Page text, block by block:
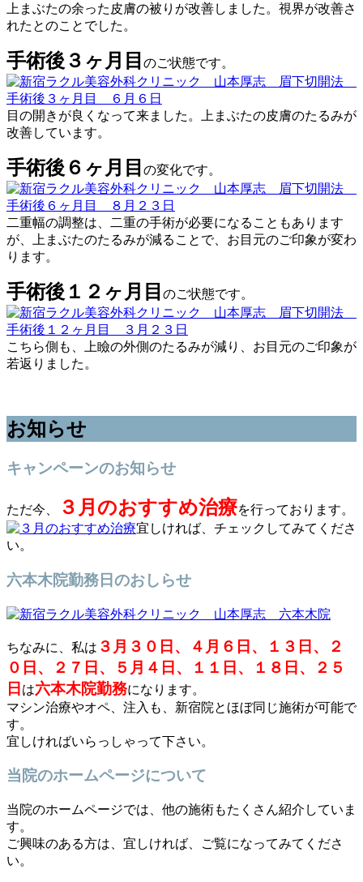
上まぶたの余った皮膚の被りが改善しました。視界が改善さ
れたとのことでした。
手術後３ヶ月目 のご状態です。
目の開きが良くなって来ました。上まぶたの皮膚のたるみが
改善しています。
手術後６ヶ月目 の変化です。
二重幅の調整は、二重の手術が必要になることもあります
が、上まぶたのたるみが減ることで、お目元のご印象が変わ
ります。
手術後１２ヶ月目 のご状態です。
こちら側も、上瞼の外側のたるみが減り、お目元のご印象が
若返りました。
お知らせ
キャンペーンのお知らせ
ただ今、 ３月のおすすめ治療を行っております。
宜しければ、チェックしてみてくださ
い。
六本木院勤務日のおしらせ
ちなみに、私は ３月３０日、４月６日、１３日、２
０日、２７日、５月４日、１１日、１８日、２５
日 は六本木院勤務になります。
マシン治療やオペ、注入も、新宿院とほぼ同じ施術が可能で
す。
宜しければいらっしゃって下さい。
当院のホームページについて
当院のホームページでは、他の施術もたくさん紹介していま
す。
ご興味のある方は、宜しければ、ご覧になってみてくださ
い。